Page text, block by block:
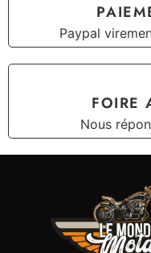
Paypal
FOIRE
Nous